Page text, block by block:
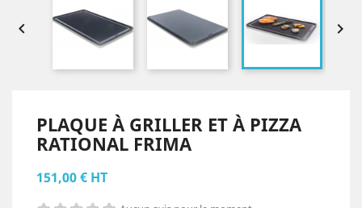
 
PLAQUE À GRILLER ET À PIZZA
RATIONAL FRIMA
151,00 € HT